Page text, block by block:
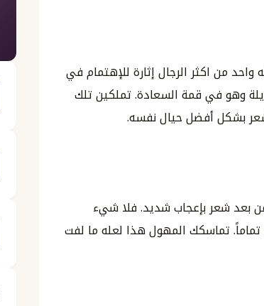
من اكثر الرجال إثارة للإهتمام في
وهو في قمة السعادة. تملكين تلك
بشكل أفضل حيال نفسه.
بعد شعر بإعجاب شديد. فلا شيء
تماماً. تماسكك المهول هذا لعله ما لفت